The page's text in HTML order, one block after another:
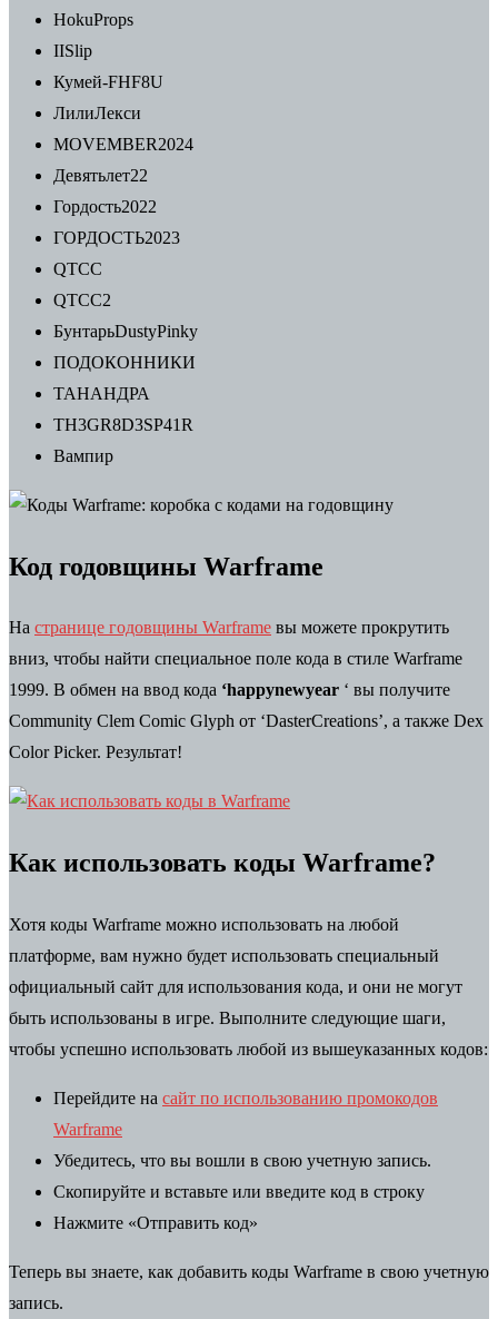
HokuProps
IISlip
Кумей-FHF8U
ЛилиЛекси
MOVEMBER2024
Девятьлет22
Гордость2022
ГОРДОСТЬ2023
QTCC
QTCC2
БунтарьDustyPinky
ПОДОКОННИКИ
ТАНАНДРА
TH3GR8D3SP41R
Вампир
Код годовщины Warframe
На странице годовщины Warframe вы можете прокрутить
вниз, чтобы найти специальное поле кода в стиле Warframe
1999. В обмен на ввод кода ‘happynewyear ‘ вы получите
Community Clem Comic Glyph от ‘DasterCreations’, а также Dex
Color Picker. Результат!
Как использовать коды Warframe?
Хотя коды Warframe можно использовать на любой
платформе, вам нужно будет использовать специальный
официальный сайт для использования кода, и они не могут
быть использованы в игре. Выполните следующие шаги,
чтобы успешно использовать любой из вышеуказанных кодов:
Перейдите на сайт по использованию промокодов
Warframe
Убедитесь, что вы вошли в свою учетную запись.
Скопируйте и вставьте или введите код в строку
Нажмите «Отправить код»
Теперь вы знаете, как добавить коды Warframe в свою учетную
запись.